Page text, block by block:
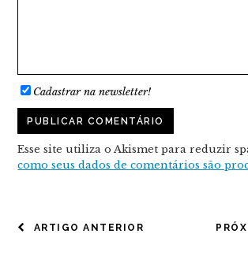
Cadastrar na newsletter!
Esse site utiliza o Akismet para reduzir
como seus dados de comentários são
NAVEGAÇÃO
ARTIGO ANTERIOR